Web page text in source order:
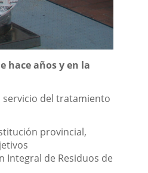
hace años y en la
servicio del tratamiento
provincial,
Integral de Residuos de